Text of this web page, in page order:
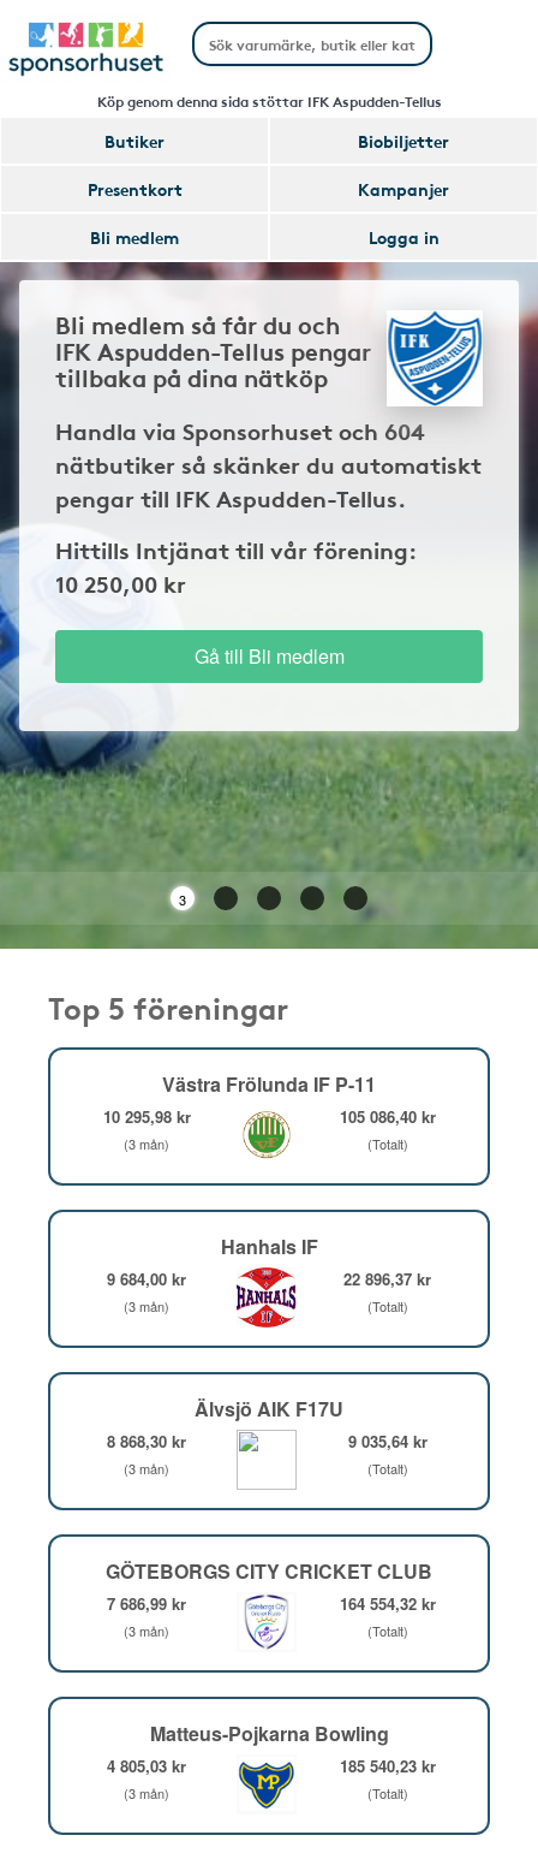
Köp genom denna sida stöttar IFK Aspudden-Tellus
Butiker
Biobiljetter
Presentkort
Kampanjer
Bli medlem
Logga in
Bli medlem så får du och
IFK Aspudden-Tellus pengar
tillbaka på dina nätköp
Handla via Sponsorhuset och 604
nätbutiker så skänker du automatiskt
pengar till IFK Aspudden-Tellus.
Hittills Intjänat till vår förening:
10 250,00 kr
Gå till Bli medlem
3
Top 5 föreningar
Västra Frölunda IF P-11
10 295,98 kr
(3 mån)
105 086,40 kr
(Totalt)
Hanhals IF
9 684,00 kr
(3 mån)
22 896,37 kr
(Totalt)
Älvsjö AIK F17U
8 868,30 kr
(3 mån)
9 035,64 kr
(Totalt)
GÖTEBORGS CITY CRICKET CLUB
7 686,99 kr
(3 mån)
164 554,32 kr
(Totalt)
Matteus-Pojkarna Bowling
4 805,03 kr
(3 mån)
185 540,23 kr
(Totalt)